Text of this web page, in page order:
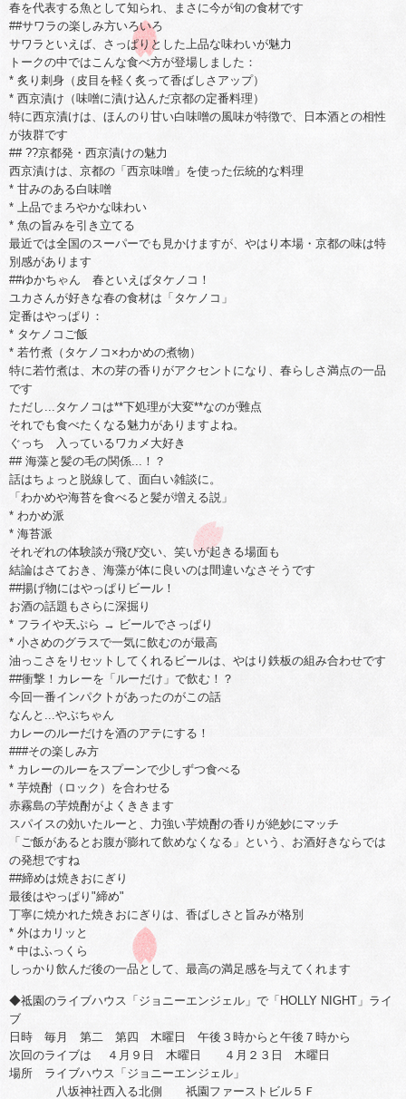
春を代表する魚として知られ、まさに今が旬の食材です
##サワラの楽しみ方いろいろ
サワラといえば、さっぱりとした上品な味わいが魅力
トークの中ではこんな食べ方が登場しました：
* 炙り刺身（皮目を軽く炙って香ばしさアップ）
* 西京漬け（味噌に漬け込んだ京都の定番料理）
特に西京漬けは、ほんのり甘い白味噌の風味が特徴で、日本酒との相性
が抜群です
## ??京都発・西京漬けの魅力
西京漬けは、京都の「西京味噌」を使った伝統的な料理
* 甘みのある白味噌
* 上品でまろやかな味わい
* 魚の旨みを引き立てる
最近では全国のスーパーでも見かけますが、やはり本場・京都の味は特
別感があります
##ゆかちゃん 春といえばタケノコ！
ユカさんが好きな春の食材は「タケノコ」
定番はやっぱり：
* タケノコご飯
* 若竹煮（タケノコ×わかめの煮物）
特に若竹煮は、木の芽の香りがアクセントになり、春らしさ満点の一品
です
ただし...タケノコは**下処理が大変**なのが難点
それでも食べたくなる魅力がありますよね。
ぐっち 入っているワカメ大好き
## 海藻と髪の毛の関係...！？
話はちょっと脱線して、面白い雑談に。
「わかめや海苔を食べると髪が増える説」
* わかめ派
* 海苔派
それぞれの体験談が飛び交い、笑いが起きる場面も
結論はさておき、海藻が体に良いのは間違いなさそうです
##揚げ物にはやっぱりビール！
お酒の話題もさらに深掘り
* フライや天ぷら → ビールでさっぱり
* 小さめのグラスで一気に飲むのが最高
油っこさをリセットしてくれるビールは、やはり鉄板の組み合わせです
##衝撃！カレーを「ルーだけ」で飲む！？
今回一番インパクトがあったのがこの話
なんと...やぶちゃん
カレーのルーだけを酒のアテにする！
###その楽しみ方
* カレーのルーをスプーンで少しずつ食べる
* 芋焼酎（ロック）を合わせる
赤霧島の芋焼酎がよくききます
スパイスの効いたルーと、力強い芋焼酎の香りが絶妙にマッチ
「ご飯があるとお腹が膨れて飲めなくなる」という、お酒好きならでは
の発想ですね
##締めは焼きおにぎり
最後はやっぱり"締め"
丁寧に焼かれた焼きおにぎりは、香ばしさと旨みが格別
* 外はカリッと
* 中はふっくら
しっかり飲んだ後の一品として、最高の満足感を与えてくれます
◆祗園のライブハウス「ジョニーエンジェル」で「HOLLY NIGHT」ライ
ブ
日時 毎月 第二 第四 木曜日 午後３時からと午後７時から
次回のライブは ４月９日 木曜日 ４月２３日 木曜日
場所 ライブハウス「ジョニーエンジェル」
八坂神社西入る北側 祇園ファーストビル５Ｆ